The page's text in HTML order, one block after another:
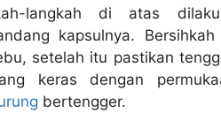
langkah di atas
kapsulnya.
setelah itu pastikan
keras dengan
bertengger.